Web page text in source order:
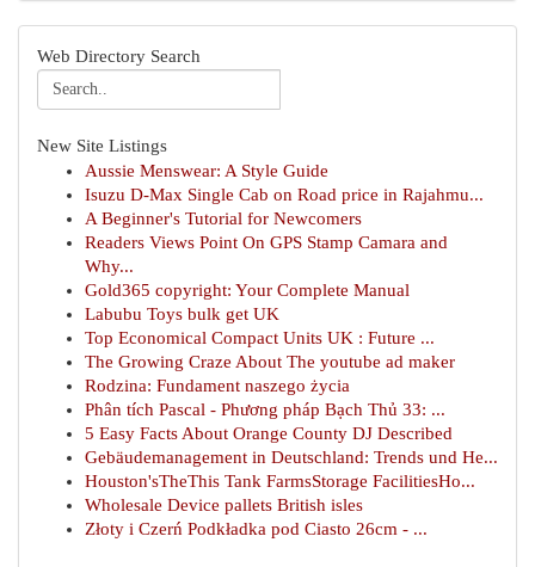
Web Directory Search
New Site Listings
Aussie Menswear: A Style Guide
Isuzu D-Max Single Cab on Road price in Rajahmu...
A Beginner's Tutorial for Newcomers
Readers Views Point On GPS Stamp Camara and
Why...
Gold365 copyright: Your Complete Manual
Labubu Toys bulk get UK
Top Economical Compact Units UK : Future ...
The Growing Craze About The youtube ad maker
Rodzina: Fundament naszego życia
Phân tích Pascal - Phương pháp Bạch Thủ 33: ...
5 Easy Facts About Orange County DJ Described
Gebäudemanagement in Deutschland: Trends und He...
Houston'sTheThis Tank FarmsStorage FacilitiesHo...
Wholesale Device pallets British isles
Złoty i Czerń Podkładka pod Ciasto 26cm - ...